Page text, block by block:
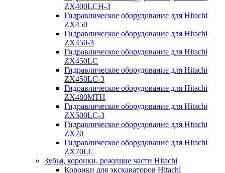
ZX400LCH-3
Гидравлическое оборудование для Hitachi
ZX450
Гидравлическое оборудование для Hitachi
ZX450-3
Гидравлическое оборудование для Hitachi
ZX450LC
Гидравлическое оборудование для Hitachi
ZX450LC-3
Гидравлическое оборудование для Hitachi
ZX480MTH
Гидравлическое оборудование для Hitachi
ZX500LC-3
Гидравлическое оборудование для Hitachi
ZX70
Гидравлическое оборудование для Hitachi
ZX70LC
Зубья, коронки, режущие части Hitachi
Коронки для экскаваторов Hitachi